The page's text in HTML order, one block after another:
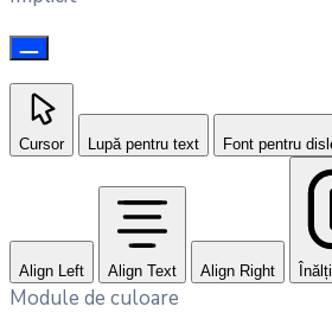
Cursor Lupă pentru text Font pentru
Align Left Align Text Align Right
Module de culoare